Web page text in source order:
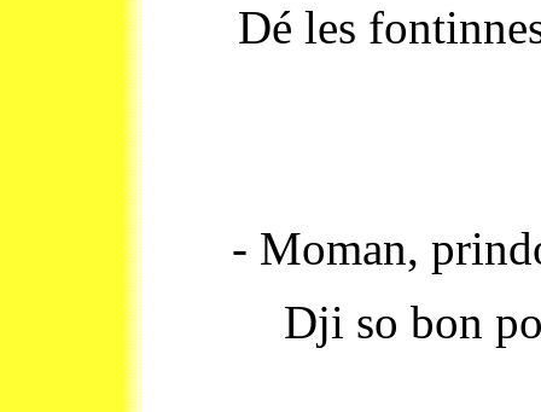
Dé les
- Moman,
Dji so bon